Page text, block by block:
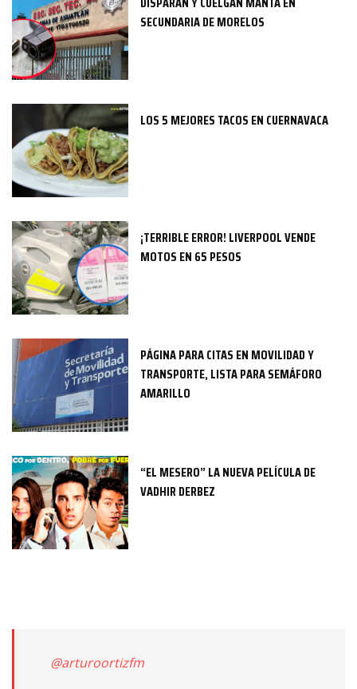
SECUNDARIA DE MORELOS
LOS 5 MEJORES TACOS EN CUERNAVACA
¡TERRIBLE ERROR! LIVERPOOL VENDE
MOTOS EN 65 PESOS
PÁGINA PARA CITAS EN MOVILIDAD Y
TRANSPORTE, LISTA PARA SEMÁFORO
AMARILLO
“EL MESERO” LA NUEVA PELÍCULA DE
VADHIR DERBEZ
@arturoortizfm